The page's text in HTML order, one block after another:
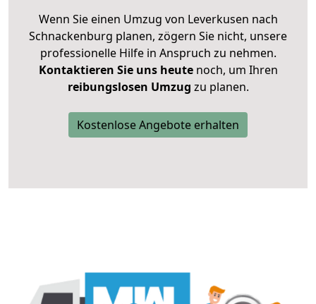
Wenn Sie einen Umzug von Leverkusen nach
Schnackenburg planen, zögern Sie nicht, unsere
professionelle Hilfe in Anspruch zu nehmen.
Kontaktieren Sie uns heutenoch, um Ihren
reibungslosen Umzug zu planen.
Kostenlose Angebote erhalten